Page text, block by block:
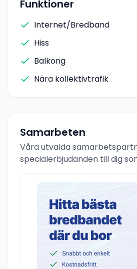
Funktioner
Internet/Bredband
Hiss
Balkong
Nära kollektivtrafik
Samarbeten
Våra utvalda
specialerbjudanden till dig